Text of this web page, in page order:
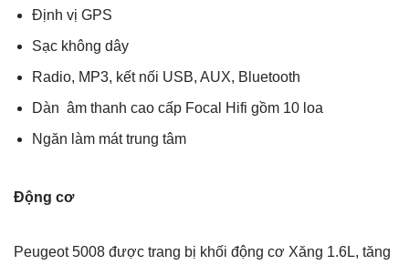
Định vị GPS
Sạc không dây
Radio, MP3, kết nối USB, AUX, Bluetooth
Dàn âm thanh cao cấp Focal Hifi gồm 10 loa
Ngăn làm mát trung tâm
Động cơ
Peugeot 5008 được trang bị khối động cơ Xăng 1.6L, tăng